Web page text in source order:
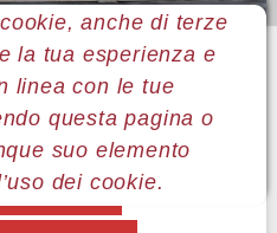
anche di terze
la tua esperienza e
linea con le tue
questa pagina o
suo elemento
dei cookie.
Mostre 2014
biografiche